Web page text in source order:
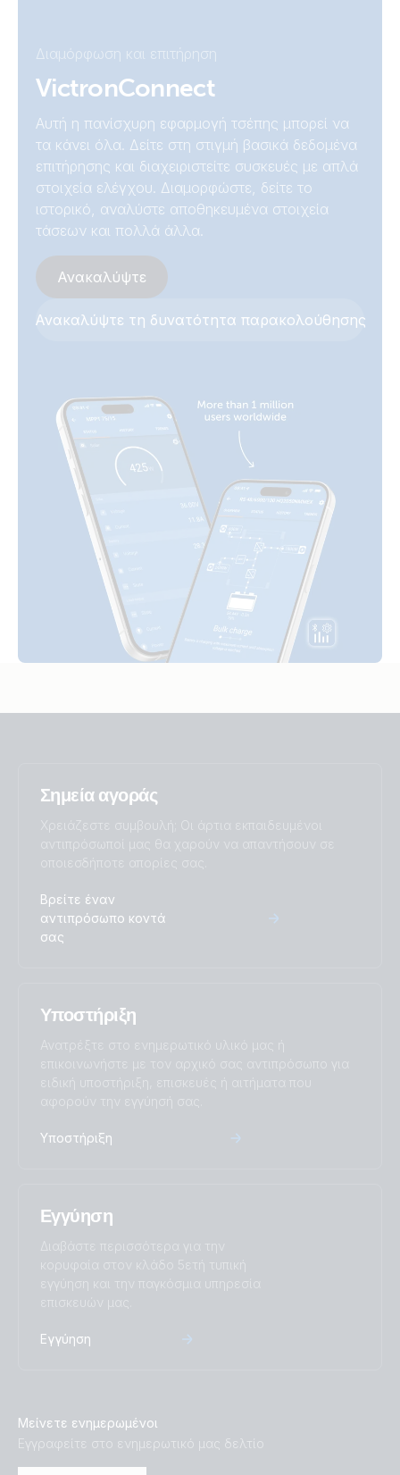
Phoenix Inverter Smart 48V 5000VA
Inverter 12V 3000VA Smart (front)
Inverter 12V 3000VA Smart (left)
Inverter 12V 3000VA Smart (right)
Inverter 24V 1600VA Smart (front)
Inverter 24V 3000VA Smart (front)
Inverter 24V 5000VA Smart (bottom conn)
Inverter 24V 5000VA Smart (front)
Inverter 24V 5000VA Smart (left)
Inverter 24V 5000VA Smart (right)
Inverter 48V 1600VA Smart (front)
Inverter 48V 2000VA Smart (front)
Inverter 48V 3000VA Smart (front)
Inverter 48V 5000VA Smart (conn)
Inverter 48V 5000VA Smart (front)
Inverter 48V 5000VA Smart (left)
Inverter 48V 5000VA Smart (right)
Διαμόρφωση και επιτήρηση
VictronConnect
Αυτή η πανίσχυρη εφαρμογή τσέπης μπορεί να
τα κάνει όλα. Δείτε στη στιγμή βασικά δεδομένα
επιτήρησης και διαχειριστείτε συσκευές με απλά
στοιχεία ελέγχου. Διαμορφώστε, δείτε το
ιστορικό, αναλύστε αποθηκευμένα στοιχεία
τάσεων και πολλά άλλα.
Ανακαλύψτε
Ανακαλύψτε τη δυνατότητα παρακολούθησης
Σημεία αγοράς
Χρειάζεστε συμβουλή; Οι άρτια εκπαιδευμένοι
αντιπρόσωποί μας θα χαρούν να απαντήσουν σε
οποιεσδήποτε απορίες σας.
Βρείτε έναν
αντιπρόσωπο κοντά
σας
Υποστήριξη
Ανατρέξτε στο ενημερωτικό υλικό μας ή
επικοινωνήστε με τον αρχικό σας αντιπρόσωπο για
ειδική υποστήριξη, επισκευές ή αιτήματα που
αφορούν την εγγύησή σας.
Υποστήριξη
Εγγύηση
Διαβάστε περισσότερα για την
κορυφαία στον κλάδο 5ετή τυπική
εγγύηση και την παγκόσμια υπηρεσία
επισκευών μας.
Εγγύηση
Μείνετε ενημερωμένοι
Εγγραφείτε στο ενημερωτικό μας δελτίο